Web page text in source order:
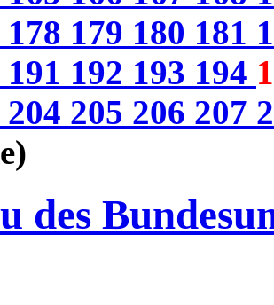
178 179 180 181
191 192 193 194
204 205 206 207
des